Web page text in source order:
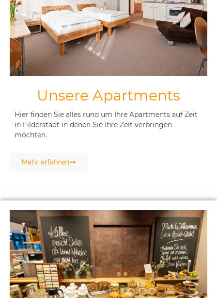
Unsere Apartments
Hier finden Sie alles rund um Ihre Apartments auf Zeit
in Filderstadt in denen Sie Ihre Zeit verbringen
möchten.
Mehr erfahren